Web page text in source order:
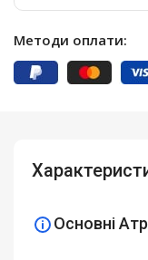
Методи оплати:
Основні